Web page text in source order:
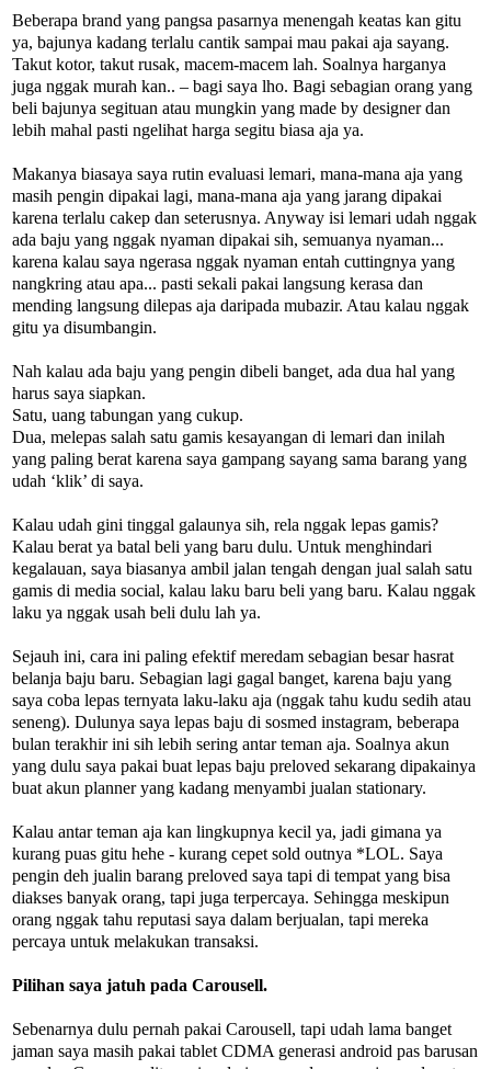
Beberapa brand yang pangsa pasarnya menengah keatas kan gitu
ya, bajunya kadang terlalu cantik sampai mau pakai aja sayang.
Takut kotor, takut rusak, macem-macem lah. Soalnya harganya
juga nggak murah kan.. – bagi saya lho. Bagi sebagian orang yang
beli bajunya segituan atau mungkin yang made by designer dan
lebih mahal pasti ngelihat harga segitu biasa aja ya.
Makanya biasaya saya rutin evaluasi lemari, mana-mana aja yang
masih pengin dipakai lagi, mana-mana aja yang jarang dipakai
karena terlalu cakep dan seterusnya. Anyway isi lemari udah nggak
ada baju yang nggak nyaman dipakai sih, semuanya nyaman...
karena kalau saya ngerasa nggak nyaman entah cuttingnya yang
nangkring atau apa... pasti sekali pakai langsung kerasa dan
mending langsung dilepas aja daripada mubazir. Atau kalau nggak
gitu ya disumbangin.
Nah kalau ada baju yang pengin dibeli banget, ada dua hal yang
harus saya siapkan.
Satu, uang tabungan yang cukup.
Dua, melepas salah satu gamis kesayangan di lemari dan inilah
yang paling berat karena saya gampang sayang sama barang yang
udah ‘klik’ di saya.
Kalau udah gini tinggal galaunya sih, rela nggak lepas gamis?
Kalau berat ya batal beli yang baru dulu. Untuk menghindari
kegalauan, saya biasanya ambil jalan tengah dengan jual salah satu
gamis di media social, kalau laku baru beli yang baru. Kalau nggak
laku ya nggak usah beli dulu lah ya.
Sejauh ini, cara ini paling efektif meredam sebagian besar hasrat
belanja baju baru. Sebagian lagi gagal banget, karena baju yang
saya coba lepas ternyata laku-laku aja (nggak tahu kudu sedih atau
seneng). Dulunya saya lepas baju di sosmed instagram, beberapa
bulan terakhir ini sih lebih sering antar teman aja. Soalnya akun
yang dulu saya pakai buat lepas baju preloved sekarang dipakainya
buat akun planner yang kadang menyambi jualan stationary.
Kalau antar teman aja kan lingkupnya kecil ya, jadi gimana ya
kurang puas gitu hehe - kurang cepet sold outnya *LOL. Saya
pengin deh jualin barang preloved saya tapi di tempat yang bisa
diakses banyak orang, tapi juga terpercaya. Sehingga meskipun
orang nggak tahu reputasi saya dalam berjualan, tapi mereka
percaya untuk melakukan transaksi.
Pilihan saya jatuh pada Carousell.
Sebenarnya dulu pernah pakai Carousell, tapi udah lama banget
jaman saya masih pakai tablet CDMA generasi android pas barusan